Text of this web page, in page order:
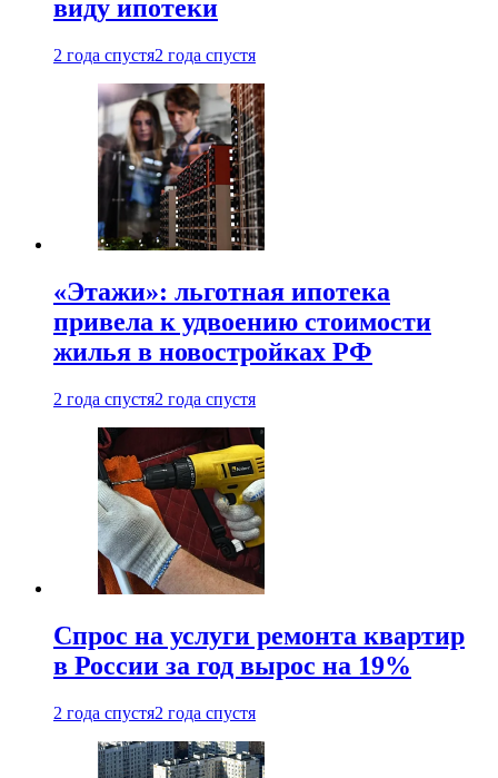
виду ипотеки
2 года спустя2 года спустя
«Этажи»: льготная ипотека
привела к удвоению стоимости
жилья в новостройках РФ
2 года спустя2 года спустя
Спрос на услуги ремонта квартир
в России за год вырос на 19%
2 года спустя2 года спустя